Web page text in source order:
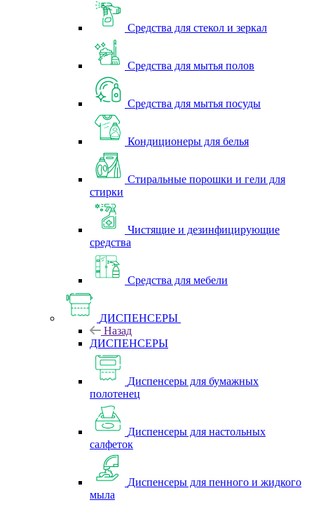
Средства для стекол и зеркал
Средства для мытья полов
Средства для мытья посуды
Кондиционеры для белья
Стиральные порошки и гели для
стирки
Чистящие и дезинфицирующие
средства
Средства для мебели
ДИСПЕНСЕРЫ
Назад
ДИСПЕНСЕРЫ
Диспенсеры для бумажных
полотенец
Диспенсеры для настольных
салфеток
Диспенсеры для пенного и жидкого
мыла